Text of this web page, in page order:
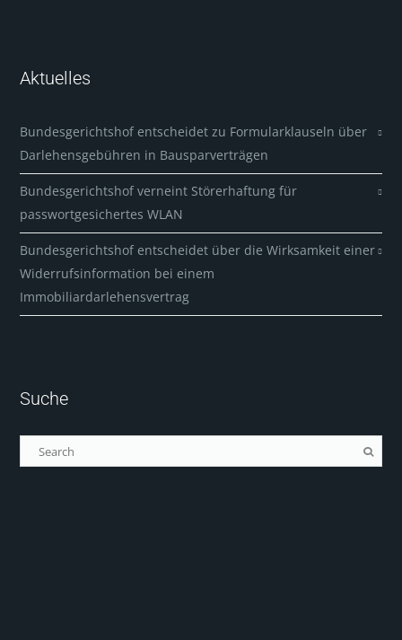
Aktuelles
Bundesgerichtshof entscheidet zu Formularklauseln über
Darlehensgebühren in Bausparverträgen
Bundesgerichtshof verneint Störerhaftung für
passwortgesichertes WLAN
Bundesgerichtshof entscheidet über die Wirksamkeit einer
Widerrufsinformation bei einem
Immobiliardarlehensvertrag
Suche